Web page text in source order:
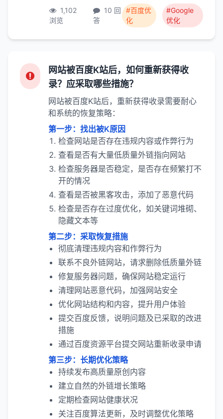
1,102
浏览
10 回
答
#百度优
化
#Google
优化
网站被百度K站后，如何重新获得收
录？应采取哪些措施？
网站被百度K站后，重新获得收录需要耐心
和系统的恢复策略：
第一步：找出被K原因
检查网站是否存在违规内容或作弊行为
查看是否有大量低质量外链指向网站
检查服务器是否稳定，是否存在频繁打不
开的情况
查看是否被黑客攻击，添加了恶意代码
检查是否存在过度优化，如关键词堆砌、
隐藏文本等
第二步：采取恢复措施
彻底清理违规内容和作弊行为
联系不良外链网站，请求删除低质量外链
修复服务器问题，确保网站稳定运行
清理网站恶意代码，加强网站安全
优化网站结构和内容，提升用户体验
提交百度反馈，说明问题及已采取的改进
措施
通过百度资源平台提交网站重新收录申请
第三步：长期优化策略
持续发布高质量原创内容
建立自然的外链增长策略
定期检查网站健康状况
关注百度算法更新，及时调整优化策略